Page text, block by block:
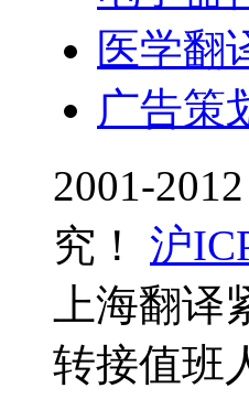
医学翻
广告策
2001-2012
究！
沪
上海翻
转接值班